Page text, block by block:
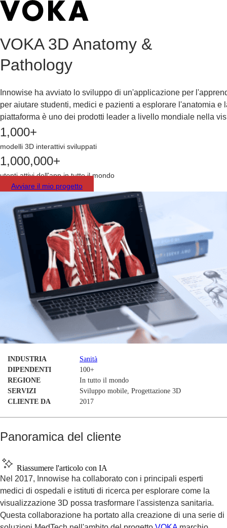
VOKA 3D Anatomy &
Pathology
Innowise ha avviato lo sviluppo di un'applicazione per
per aiutare studenti, medici e pazienti a esplorare l'anatomia
piattaforma è uno dei prodotti leader a livello mondiale nella
1,000+
modelli 3D interattivi sviluppati
1,000,000+
utenti attivi dell'app in tutto il mondo
Avviare il mio progetto
INDUSTRIA
Sanità
DIPENDENTI
100+
REGIONE
In tutto il mondo
SERVIZI
Sviluppo mobile, Progettazione 3D
CLIENTE DA
2017
Panoramica del cliente
Riassumere l'articolo con IA
Nel 2017, Innowise ha collaborato con i principali esperti
medici di ospedali e istituti di ricerca per esplorare come la
visualizzazione 3D possa trasformare l'assistenza sanitaria.
Questa collaborazione ha portato alla creazione di una serie di